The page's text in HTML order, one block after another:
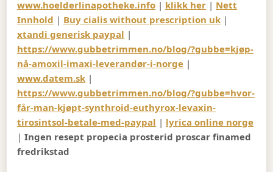
www.hoelderlinapotheke.info | klikk her | Nett
Innhold | Buy cialis without prescription uk |
xtandi generisk paypal |
https://www.gubbetrimmen.no/blog/?gubbe=kjøp-
nå-amoxil-imaxi-leverandør-i-norge |
www.datem.sk |
https://www.gubbetrimmen.no/blog/?gubbe=hvor-
får-man-kjøpt-synthroid-euthyrox-levaxin-
tirosintsol-betale-med-paypal | lyrica online norge
|Ingen resept propecia prosterid proscar finamed
fredrikstad